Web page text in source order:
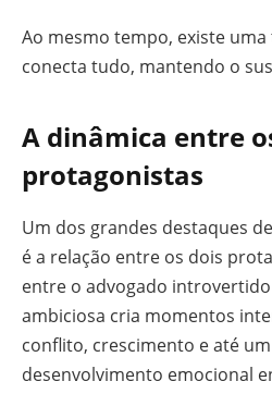
Ao mesmo tempo, existe
conecta tudo, mantendo o
A dinâmica entre
protagonistas
Um dos grandes destaques de
é a relação entre os dois
entre o advogado introvertido
ambiciosa cria momentos
conflito, crescimento e até
desenvolvimento emocional